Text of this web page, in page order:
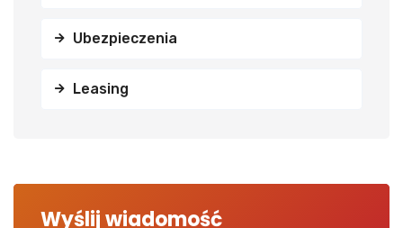
Ubezpieczenia
Leasing
Wyślij wiadomość